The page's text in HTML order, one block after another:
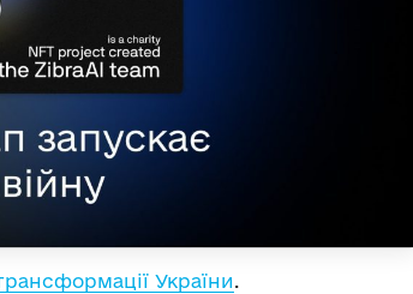
України.